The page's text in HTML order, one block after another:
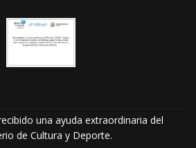
una ayuda extraordinaria del
de Cultura y Deporte.